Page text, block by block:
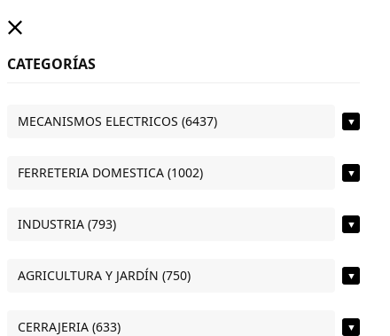
CATEGORÍAS
MECANISMOS ELECTRICOS (6437) ▼
FERRETERIA DOMESTICA (1002) ▼
INDUSTRIA (793) ▼
AGRICULTURA Y JARDÍN (750) ▼
CERRAJERIA (633) ▼